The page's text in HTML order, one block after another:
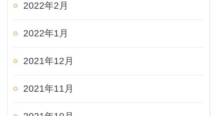
2022年2月
2022年1月
2021年12月
2021年11月